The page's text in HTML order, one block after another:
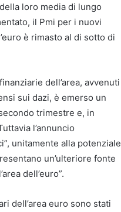
loro media di lungo
il Pmi per i nuovi
è rimasto al di sotto di
dell’area, avvenuti
sui dazi, è emerso un
trimestre e, in
l’annuncio
unitamente alla potenziale
un’ulteriore fonte
dell’euro”.
dell’area euro sono stati